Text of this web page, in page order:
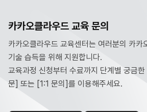
카카오클라우드 교육 문의
카카오클라우드 교육센터는 여러분의 카카
기술 습득을 위해 지원합니다.
교육과정 신청부터 수료까지 단계별 궁금
문] 또는 [1:1 문의]를 이용해주세요.